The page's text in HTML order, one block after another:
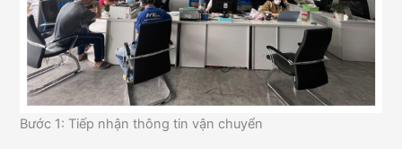
Bước 1: Tiếp nhận thông tin vận chuyển